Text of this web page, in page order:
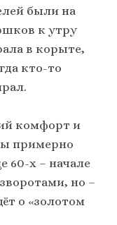
были на
к утру
в корыте,
кто-то
комфорт и
примерно
60-х – начале
но –
о «золотом